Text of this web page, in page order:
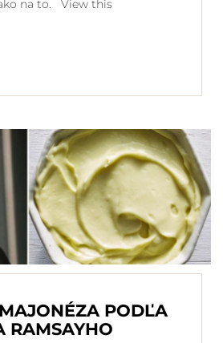
na to. View this
PODĽA
RAMSAYHO